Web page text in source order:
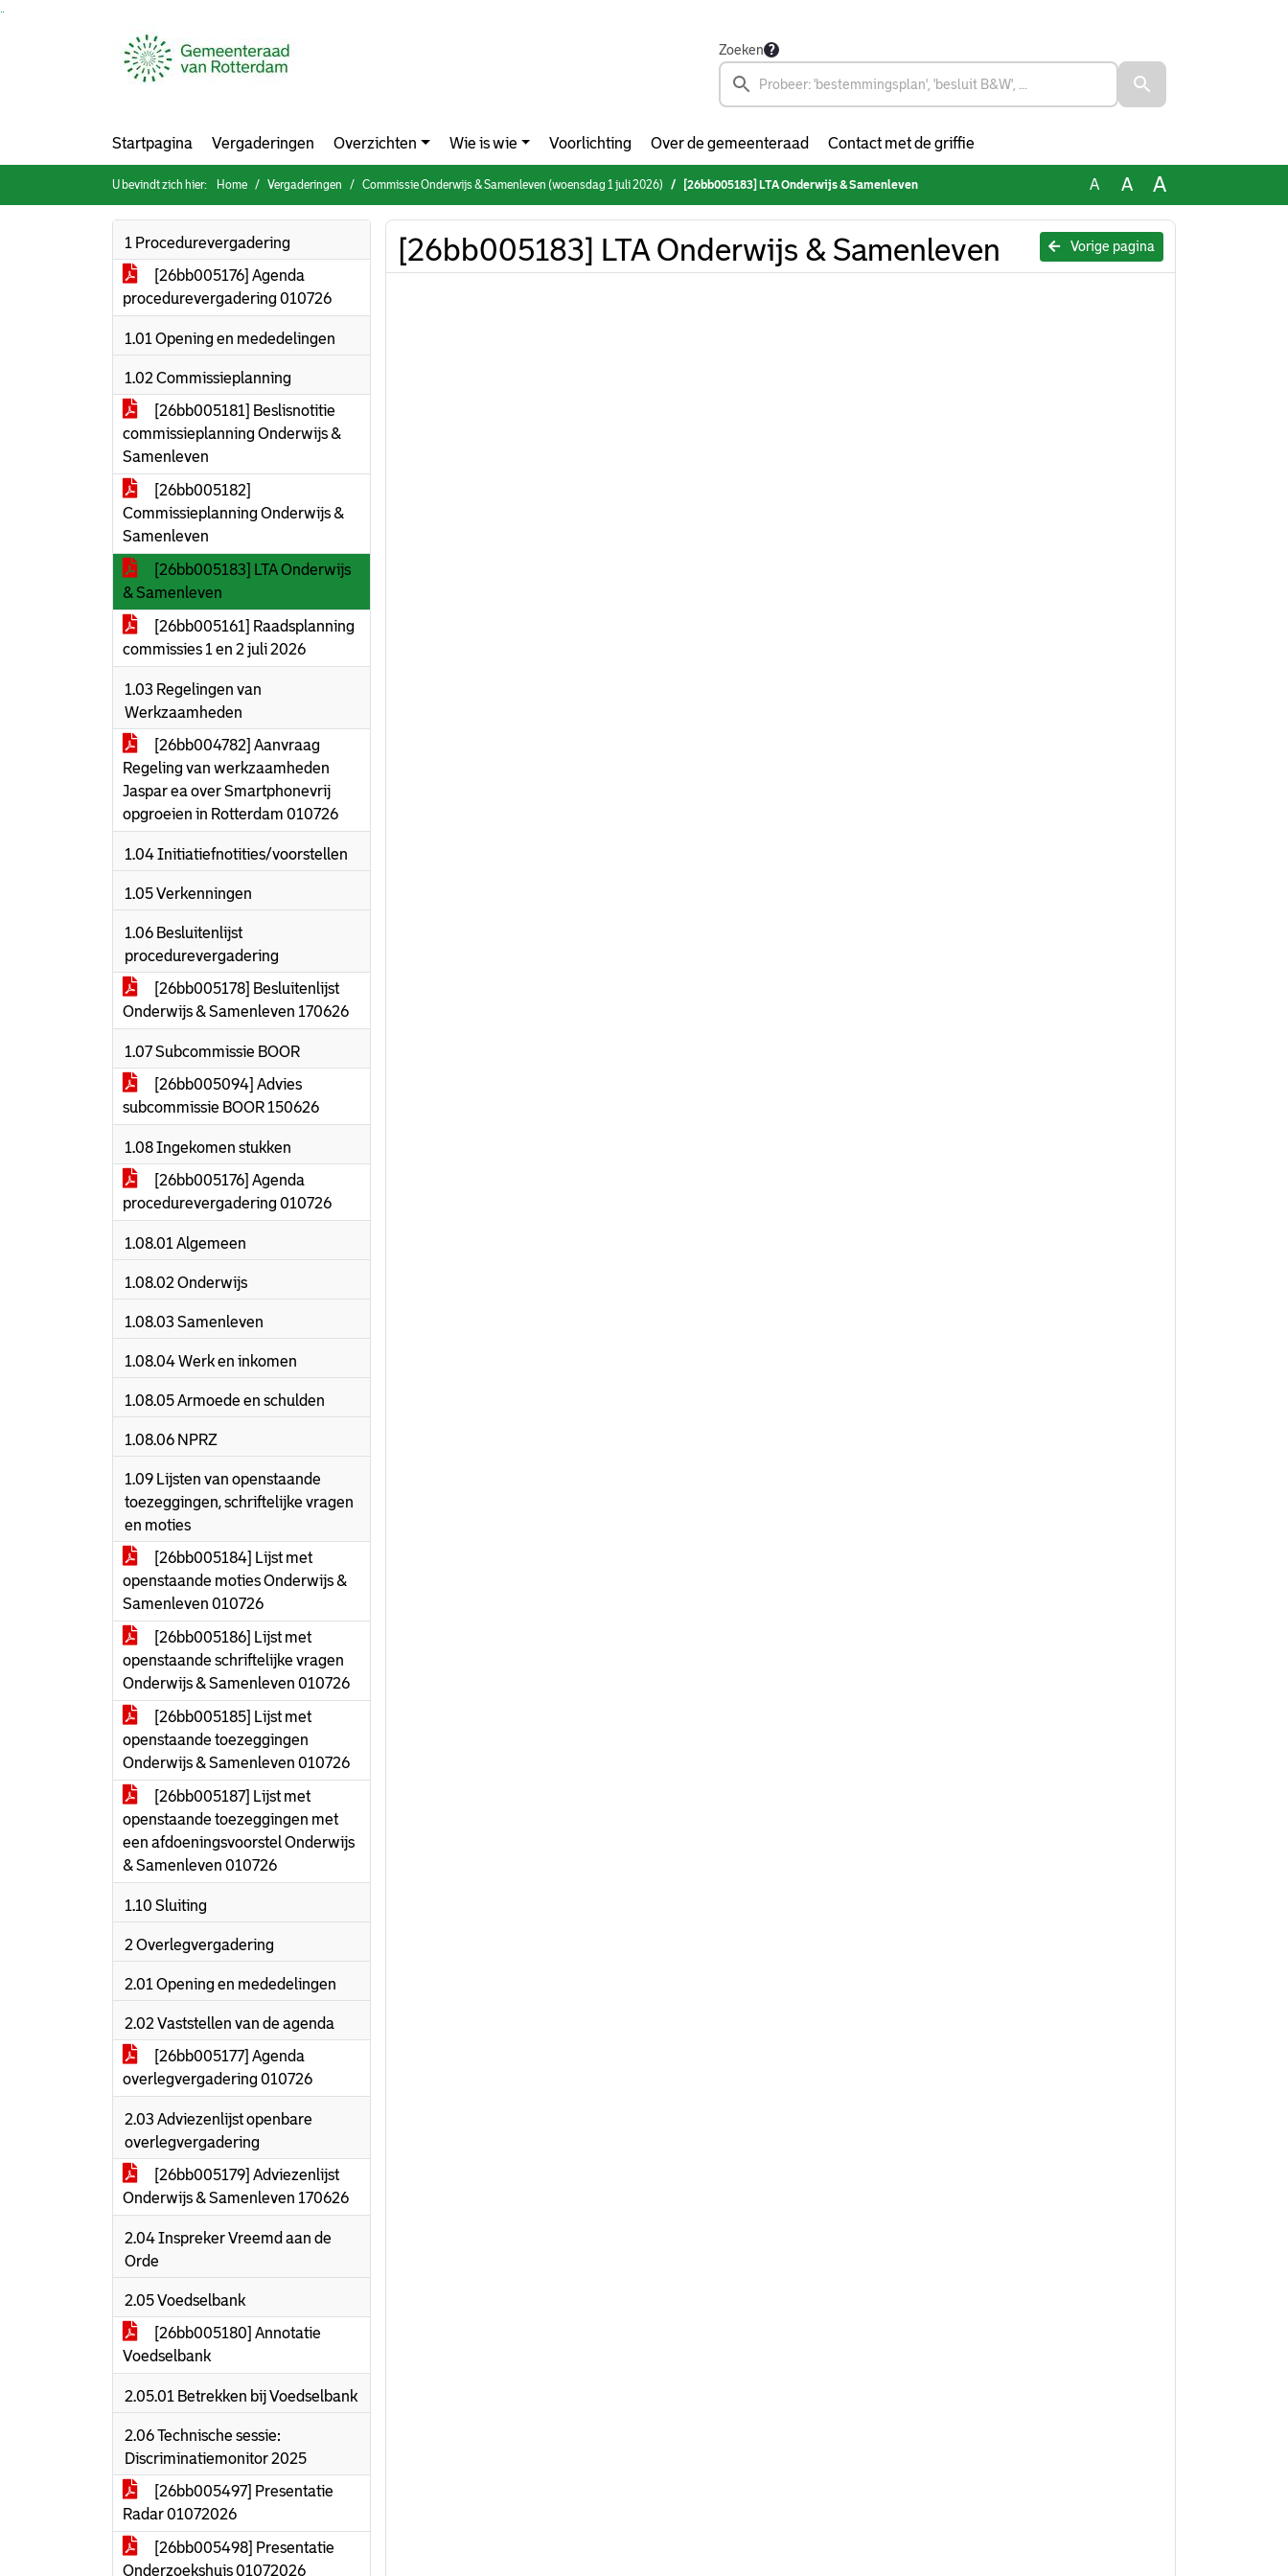
Zoeken
Startpagina Vergaderingen Overzichten Wie is wie Voorlichting Over de gemeenteraad Contact met de griffie
U bevindt zich hier: Home Vergaderingen Commissie Onderwijs & Samenleven (woensdag 1 juli 2026) [26bb005183] LTA Onderwijs & Samenleven A A A
1 Procedurevergadering
[26bb005176] Agenda
procedurevergadering 010726
1.01 Opening en mededelingen
1.02 Commissieplanning
[26bb005181] Beslisnotitie
commissieplanning Onderwijs &
Samenleven
[26bb005182]
Commissieplanning Onderwijs &
Samenleven
[26bb005183] LTA Onderwijs
& Samenleven
[26bb005161] Raadsplanning
commissies 1 en 2 juli 2026
1.03 Regelingen van
Werkzaamheden
[26bb004782] Aanvraag
Regeling van werkzaamheden
Jaspar ea over Smartphonevrij
opgroeien in Rotterdam 010726
1.04 Initiatiefnotities/voorstellen
1.05 Verkenningen
1.06 Besluitenlijst
procedurevergadering
[26bb005178] Besluitenlijst
Onderwijs & Samenleven 170626
1.07 Subcommissie BOOR
[26bb005094] Advies
subcommissie BOOR 150626
1.08 Ingekomen stukken
[26bb005176] Agenda
procedurevergadering 010726
1.08.01 Algemeen
1.08.02 Onderwijs
1.08.03 Samenleven
1.08.04 Werk en inkomen
1.08.05 Armoede en schulden
1.08.06 NPRZ
1.09 Lijsten van openstaande
toezeggingen, schriftelijke vragen
en moties
[26bb005184] Lijst met
openstaande moties Onderwijs &
Samenleven 010726
[26bb005186] Lijst met
openstaande schriftelijke vragen
Onderwijs & Samenleven 010726
[26bb005185] Lijst met
openstaande toezeggingen
Onderwijs & Samenleven 010726
[26bb005187] Lijst met
openstaande toezeggingen met
een afdoeningsvoorstel Onderwijs
& Samenleven 010726
1.10 Sluiting
2 Overlegvergadering
2.01 Opening en mededelingen
2.02 Vaststellen van de agenda
[26bb005177] Agenda
overlegvergadering 010726
2.03 Adviezenlijst openbare
overlegvergadering
[26bb005179] Adviezenlijst
Onderwijs & Samenleven 170626
2.04 Inspreker Vreemd aan de
Orde
2.05 Voedselbank
[26bb005180] Annotatie
Voedselbank
2.05.01 Betrekken bij Voedselbank
2.06 Technische sessie:
Discriminatiemonitor 2025
[26bb005497] Presentatie
Radar 01072026
[26bb005498] Presentatie
Onderzoekshuis 01072026
Vorige pagina
[26bb005183] LTA Onderwijs & Samenleven